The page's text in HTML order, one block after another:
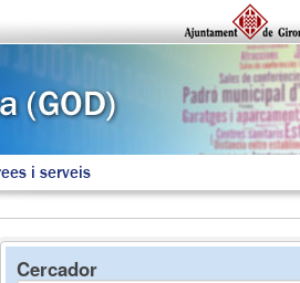
i serveis
Cercador